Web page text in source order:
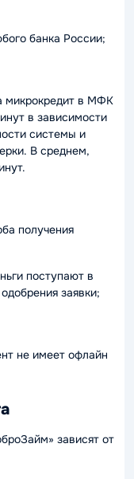
банка России;
микрокредит в МФК
в зависимости
системы и
В среднем,
получения
поступают в
заявки;
не имеет офлайн
зависят от